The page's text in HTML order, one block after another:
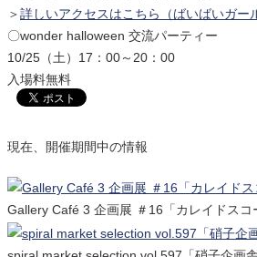
＞詳しいアクセスはこちら（ばいばいガー
〇wonder halloween 交流パーティー
10/25（土）17：00～20：00
入場料無料
現在、開催期間中の情報
Gallery Café 3 企画展 ＃16「カレイドスコ